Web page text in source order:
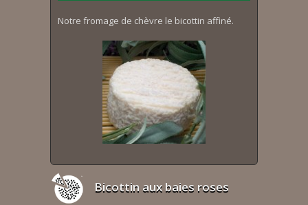
Notre fromage de chèvre le bicottin affiné.
Bicottin aux baies roses